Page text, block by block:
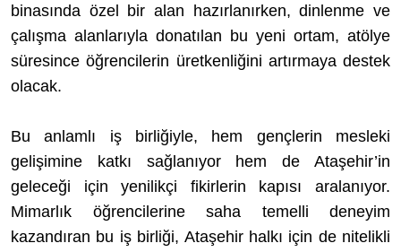
binasında özel bir alan hazırlanırken, dinlenme ve
çalışma alanlarıyla donatılan bu yeni ortam, atölye
süresince öğrencilerin üretkenliğini artırmaya destek
olacak.
Bu anlamlı iş birliğiyle, hem gençlerin mesleki
gelişimine katkı sağlanıyor hem de Ataşehir’in
geleceği için yenilikçi fikirlerin kapısı aralanıyor.
Mimarlık öğrencilerine saha temelli deneyim
kazandıran bu iş birliği, Ataşehir halkı için de nitelikli